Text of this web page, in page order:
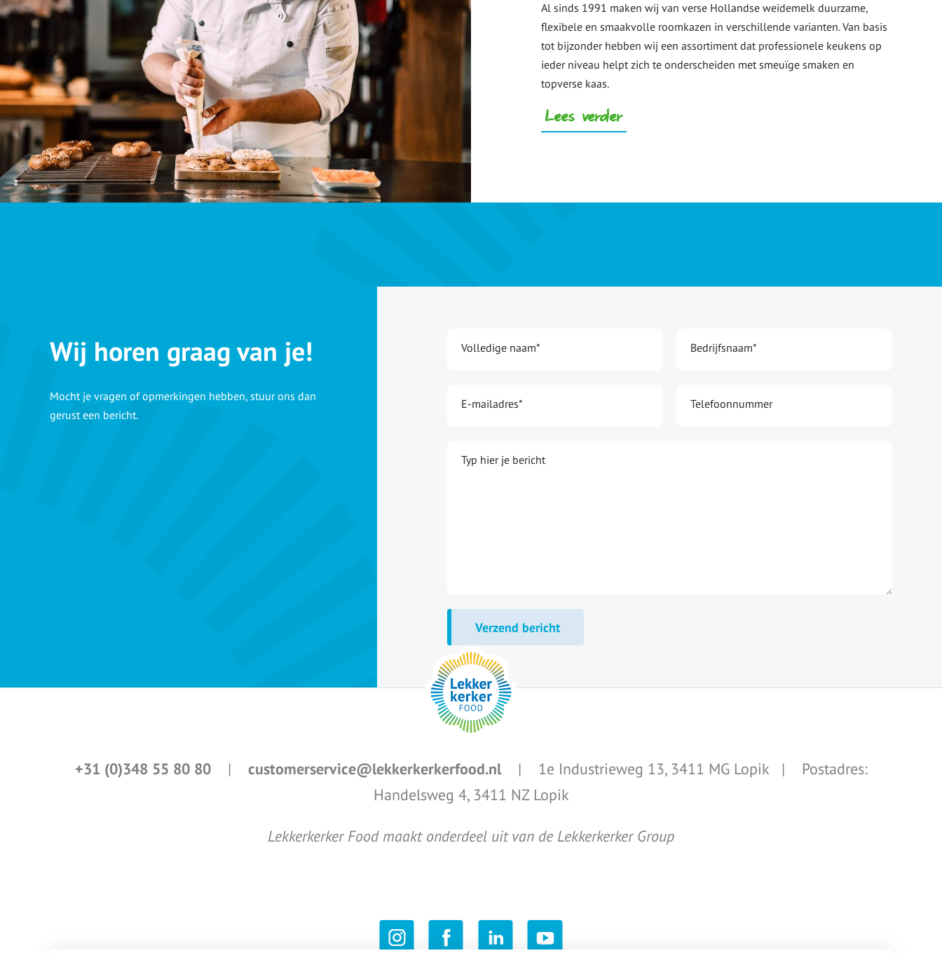
Al sinds 1991 maken wij van verse Hollandse weidemelk duurzame,
flexibele en smaakvolle roomkazen in verschillende varianten. Van basis
tot bijzonder hebben wij een assortiment dat professionele keukens op
ieder niveau helpt zich te onderscheiden met smeuïge smaken en
topverse kaas.
Lees verder
Wij horen graag van je!
Mocht je vragen of opmerkingen hebben, stuur ons dan
gerust een bericht.
Volledige naam* Bedrijfsnaam*
E-mailadres* Telefoonnummer
Typ hier je bericht
Verzend bericht
+31 (0)348 55 80 80 | customerservice@lekkerkerkerfood.nl
| 1e Industrieweg 13, 3411 MG Lopik | Postadres:
Handelsweg 4, 3411 NZ Lopik
Lekkerkerker Food maakt onderdeel uit van de Lekkerkerker Group